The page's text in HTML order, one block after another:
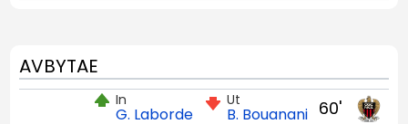
AVBYTAE
60'
Ut
B. Bouanani
In
G. Laborde